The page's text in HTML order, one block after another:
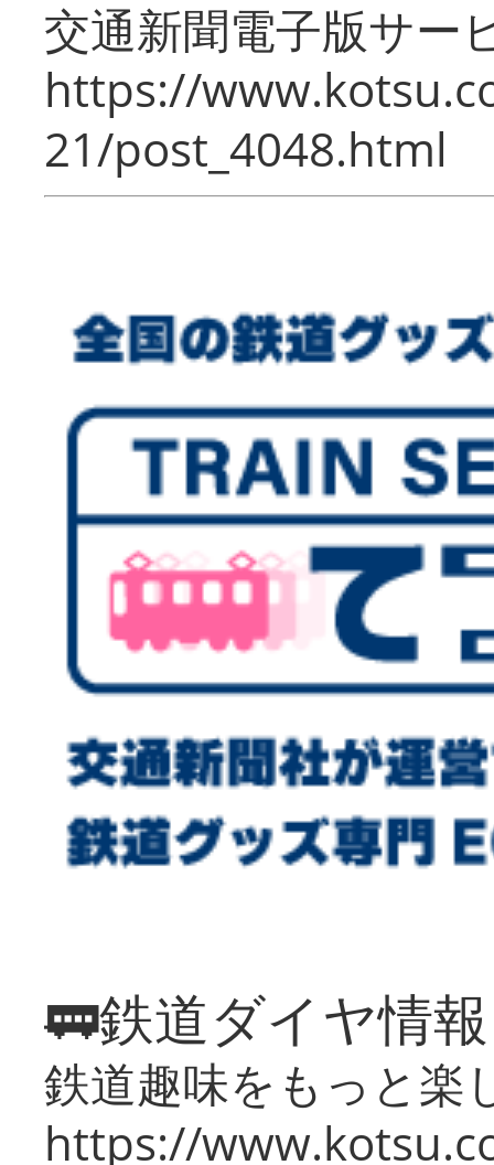
交通新聞電子版サー
https://
21/post_4048.html
🚃鉄道ダイヤ情
鉄道趣味をもっと楽
https://